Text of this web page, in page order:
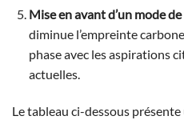
Mise en avant d’un mode
diminue l’empreinte
phase avec les aspirations
actuelles.
Le tableau ci-dessous